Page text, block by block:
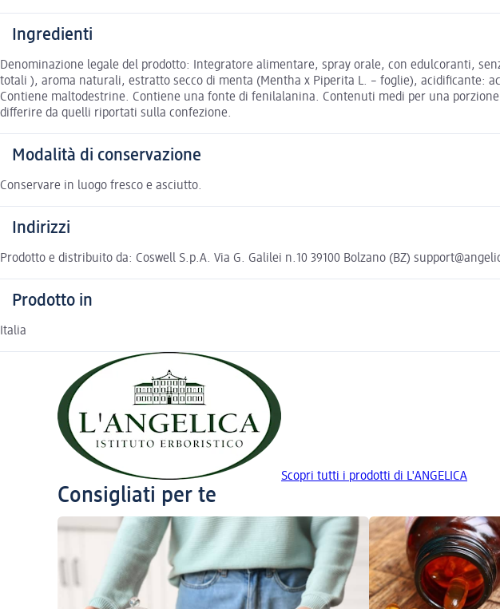
Ingredienti
Denominazione legale del prodotto: Integratore alimentare, spray orale, con edulcoranti,
totali ), aroma naturali, estratto secco di menta (Mentha x Piperita L. – foglie), acidificante:
Contiene maltodestrine. Contiene una fonte di fenilalanina. Contenuti medi per una
differire da quelli riportati sulla confezione.
Modalità di conservazione
Conservare in luogo fresco e asciutto.
Indirizzi
Prodotto e distribuito da: Coswell S.p.A. Via G. Galilei n.10 39100 Bolzano (BZ)
Prodotto in
Italia
Scopri tutti i prodotti di L'ANGELICA
Consigliati per te